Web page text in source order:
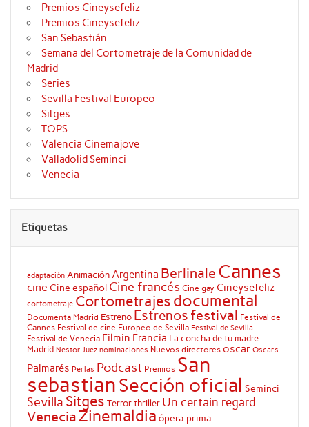
Premios Cineysefeliz
Premios Cineysefeliz
San Sebastián
Semana del Cortometraje de la Comunidad de
Madrid
Series
Sevilla Festival Europeo
Sitges
TOPS
Valencia Cinemajove
Valladolid Seminci
Venecia
Etiquetas
adaptación AnimaciónArgentina Berlinale Cannes
cine Cine español Cine francés Cine gay Cineysefeliz
cortometraje Cortometrajes documental
Documenta Madrid Estreno Estrenos festival Festival de
Cannes Festival de cine Europeo de Sevilla Festival de Sevilla
Festival de Venecia Filmin Francia La concha de tu madre
Madrid Nestor Juez nominaciones Nuevos directores oscar Oscars
Palmarés Perlas Podcast Premios San
sebastianSección oficial Seminci
Sevilla Sitges Terrorthriller Un certain regard
Venecia Zinemaldia ópera prima